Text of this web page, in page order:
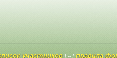
участников] -- [ правила